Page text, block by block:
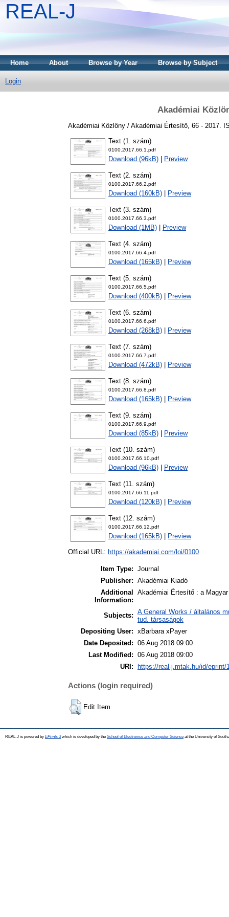
REAL-J
Home About Browse by Year Browse by Subject
Login
Akadémiai
Akadémiai Közlöny / Akadémiai Értesítő, 66 - 2017.
Text (1. szám)
0100.2017.66.1.pdf
Download (96kB) Preview
Text (2. szám)
0100.2017.66.2.pdf
Download (160kB) Preview
Text (3. szám)
0100.2017.66.3.pdf
Download (1MB) Preview
Text (4. szám)
0100.2017.66.4.pdf
Download (165kB) Preview
Text (5. szám)
0100.2017.66.5.pdf
Download (400kB) Preview
Text (6. szám)
0100.2017.66.6.pdf
Download (268kB) Preview
Text (7. szám)
0100.2017.66.7.pdf
Download (472kB) Preview
Text (8. szám)
0100.2017.66.8.pdf
Download (165kB) Preview
Text (9. szám)
0100.2017.66.9.pdf
Download (85kB) Preview
Text (10. szám)
0100.2017.66.10.pdf
Download (96kB) Preview
Text (11. szám)
0100.2017.66.11.pdf
Download (120kB) Preview
Text (12. szám)
0100.2017.66.12.pdf
Download (165kB) Preview
Official URL: https://akademiai.com/loi/0100
Item Type: Journal
Publisher: Akadémiai Kiadó
Additional
Information:
Akadémiai Értesítő : a
Subjects: A General Works / általános
tud. társaságok
Depositing User: xBarbara xPayer
Date Deposited: 06 Aug 2018 09:00
Last Modified: 06 Aug 2018 09:00
URI:
https://real-j.mtak.hu/id/eprint/
Actions (login required)
Edit Item
REAL-J is powered by EPrints 3which is developed by the School of Electronics and Computer Science at the University of